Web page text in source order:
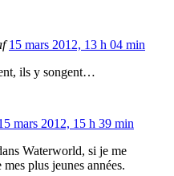
15 mars 2012, 13 h 04 min
ils y songent…
mars 2012, 15 h 39 min
Waterworld, si je me
plus jeunes années.